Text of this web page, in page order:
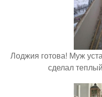
Лоджия готова! Муж
сделал